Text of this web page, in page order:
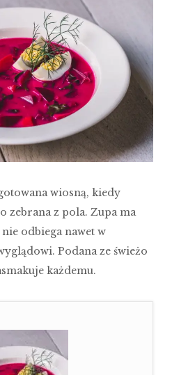
wiosną, kiedy
zebrana z pola. Zupa ma
odbiega nawet w
Podana ze świeżo
każdemu.